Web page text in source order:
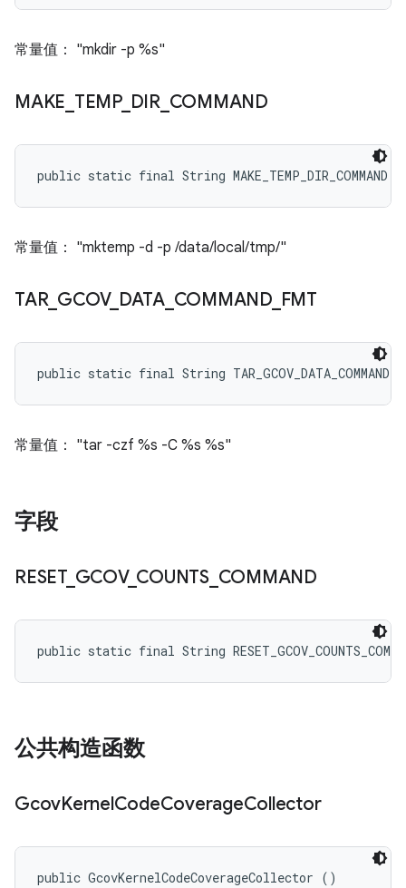
常量值： "mkdir -p %s"
MAKE TEMP_ DIR_ COMMAND
public static final String MAKE_TEMP_DIR_COMMAND
常量值： "mktemp -d -p /data/local/tmp/"
TAR_ GCOV_ DATA_ COMMAND_ FMT
public static final String
常量值： "tar -czf %s -C %s %s"
字段
RESET_ GCOV_ COUNTS_ COMMAND
public static final String
公共构造函数
GcovKernelCodeCoverageCollector
public GcovKernelCodeCoverageCollector ()